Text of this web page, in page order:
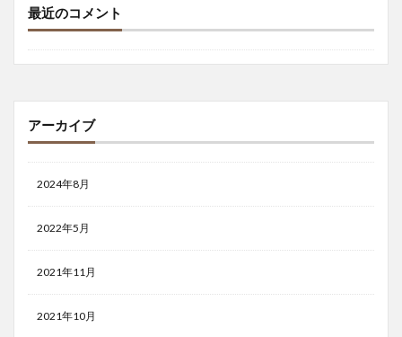
最近のコメント
アーカイブ
2024年8月
2022年5月
2021年11月
2021年10月